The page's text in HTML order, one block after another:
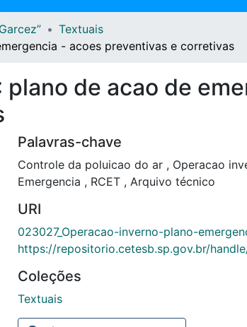
Textuais
- acoes preventivas e corretivas
plano de acao de
Palavras-chave
Controle da poluicao do ar , Operacao
Emergencia , RCET , Arquivo técnico
URI
023027_Operacao-inverno-plano-
https://repositorio.cetesb.sp.gov.br/
Coleções
Textuais